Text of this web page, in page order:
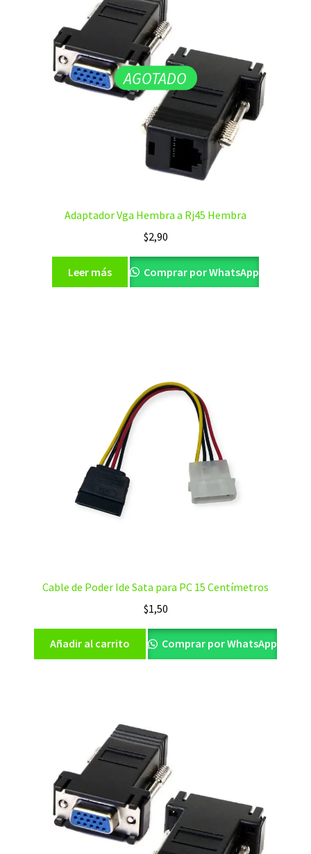
AGOTADO
Adaptador Vga Hembra a Rj45 Hembra
$2,90
Leer más Comprar por WhatsApp
Cable de Poder Ide Sata para PC 15 Centímetros
$1,50
Añadir al carrito Comprar por WhatsApp